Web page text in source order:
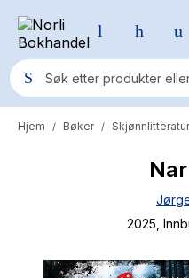
Populære søk
Fury Bound - Sable
Yesteryear
Hjem / Bøker / Skjønnlitteratur
2025 ,